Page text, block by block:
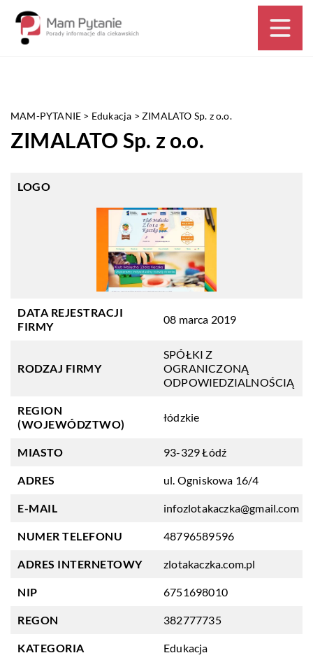
MAM-PYTANIE > Edukacja >ZIMALATO Sp. z o.o.
ZIMALATO Sp. z o.o.
LOGO
DATA REJESTRACJI
FIRMY
08 marca 2019
RODZAJ FIRMY
SPÓŁKI Z
OGRANICZONĄ
ODPOWIEDZIALNOŚCIĄ
REGION
(WOJEWÓDZTWO)
łódzkie
MIASTO 93-329 Łódź
ADRES ul. Ogniskowa 16/4
E-MAIL infozlotakaczka@gmail.com
NUMER TELEFONU 48796589596
ADRES INTERNETOWY zlotakaczka.com.pl
NIP 6751698010
REGON 382777735
KATEGORIA Edukacja